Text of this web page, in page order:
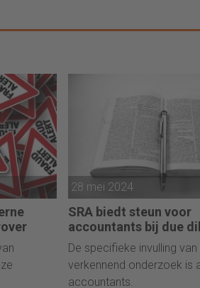
28 mei 2024
SRA biedt steun voor
accountants bij due
De specifieke invulling van
verkennend onderzoek is
accountants.